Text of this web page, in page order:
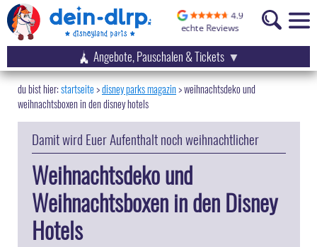
Angebote, Pauschalen & Tickets
startseite disney parks magazin>weihnachtsdeko und
weihnachtsboxen in den disney hotels
Damit wird Euer Aufenthalt noch weihnachtlicher
Weihnachtsdeko und
Weihnachtsboxen in den Disney
Hotels